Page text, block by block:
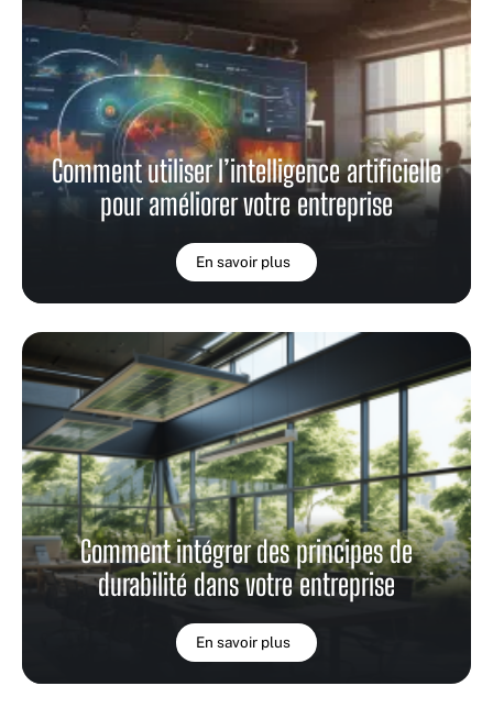
Comment utiliser l’intelligence artificielle
pour améliorer votre entreprise
En savoir plus
Comment intégrer des principes de
durabilité dans votre entreprise
En savoir plus